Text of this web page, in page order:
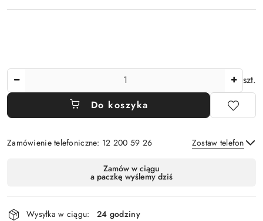
szt.
Do koszyka
Zamówienie telefoniczne: 12 200 59 26 Zostaw telefon
Wyślij
dostawa
Zamów w ciągu
a paczkę wyślemy dziś
Wysyłka w ciągu:
24 godziny